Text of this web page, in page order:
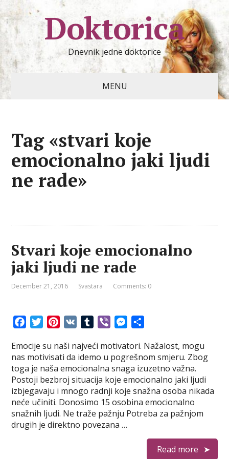
Doktorica
Dnevnik jedne doktorice
MENU
Tag «stvari koje
emocionalno jaki ljudi
ne rade»
Stvari koje emocionalno
jaki ljudi ne rade
December 21, 2016 Svastara Comments: 0
c
e
b
o
o
k
T
i
t
t
e
r
n
t
e
r
e
s
t
m
b
l
r
b
e
r
M
s
s
e
n
g
e
a
r
e
Emocije su naši najveći motivatori. Nažalost, mogu
nas motivisati da idemo u pogrešnom smjeru. Zbog
toga je naša emocionalna snaga izuzetno važna.
Postoji bezbroj situacija koje emocionalno jaki ljudi
izbjegavaju i mnogo radnji koje snažna osoba nikada
neće učiniti. Donosimo 15 osobina emocionalno
snažnih ljudi. Ne traže pažnju Potreba za pažnjom
drugih je direktno povezana …
Read more